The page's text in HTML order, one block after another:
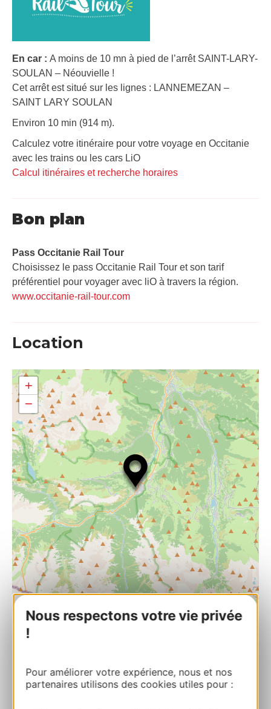
Nous respectons votre vie privée
!
Pour améliorer votre expérience, nous et nos
partenaires utilisons des cookies utiles pour :
En car : A moins de 10 mn à pied de l’arrêt SAINT-LARY-
SOULAN – Néouvielle !
Cet arrêt est situé sur les lignes : LANNEMEZAN –
SAINT LARY SOULAN
Environ 10 min (914 m).
Calculez votre itinéraire pour votre voyage en Occitanie
avec les trains ou les cars LiO
Calcul itinéraires et recherche horaires
Bon plan
Pass Occitanie Rail Tour​
Choisissez le pass Occitanie Rail Tour et son tarif
préférentiel pour voyager avec liO à travers la région.
www.occitanie-rail-tour.com
Location
+
−
LARY-SOULAN